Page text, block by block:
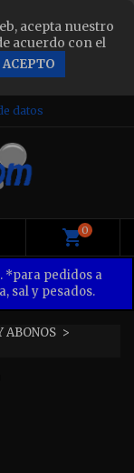
acepta nuestro
acuerdo con el
ACEPTO
datos
0
*para pedidos a
sal y pesados.
ABONOS
×
in your